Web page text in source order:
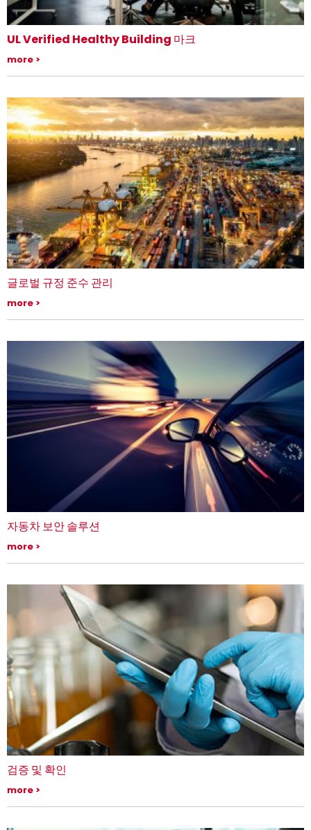
UL Verified Healthy Building 마크
UL Verified Healthy Building 마크로 건물 상태 및 웰니스를 확인하십시
more
글로벌 규정 준수 관리
실시간 규제 인사이트, 규정 준수 포트폴리오에 대한 다각적인 보기, 전문가
more
자동차 보안 솔루션
리스크 분석 및 규정 준수 등을 통해, 자동차 혁신을 위한 사이버 보안 솔루
more
검증 및 확인
UL Solutions의 검증 및 확인 서비스를 통해 지속적인 신뢰 획득
more